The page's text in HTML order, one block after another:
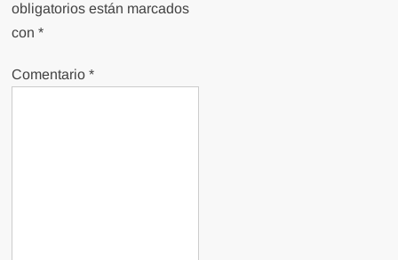
obligatorios están marcados
con*
Comentario*